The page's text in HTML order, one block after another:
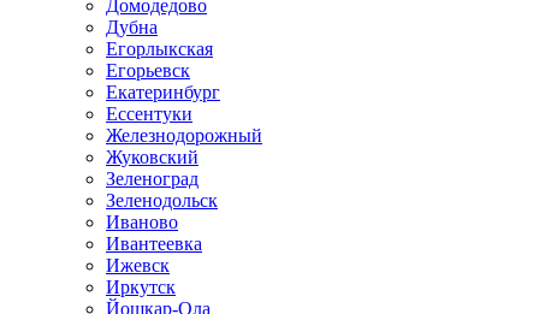
Домодедово
Дубна
Егорлыкская
Егорьевск
Екатеринбург
Ессентуки
Железнодорожный
Жуковский
Зеленоград
Зеленодольск
Иваново
Ивантеевка
Ижевск
Иркутск
Йошкар-Ола